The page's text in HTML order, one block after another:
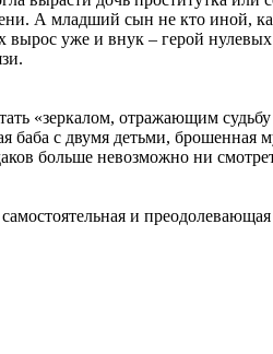
А младший сын не кто иной,
вырос уже и внук – герой
«зеркалом, отражающим
с двумя детьми, брошенная
больше невозможно ни
и